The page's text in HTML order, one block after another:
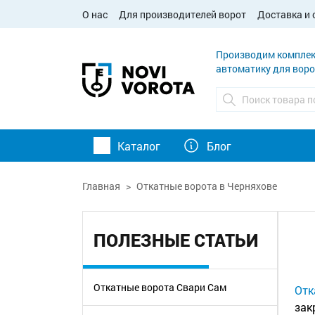
О нас Для производителей ворот Доставка и
Производим
автоматику для
Каталог Блог
Главная Откатные ворота в Черняхове
ПОЛЕЗНЫЕ СТАТЬИ
Откатные ворота Свари Сам